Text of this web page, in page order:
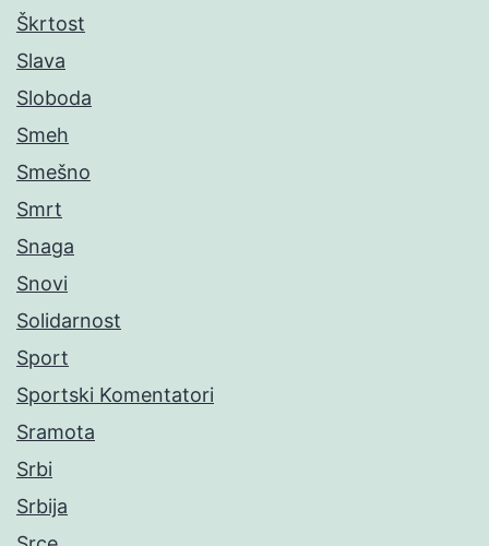
Škrtost
Slava
Sloboda
Smeh
Smešno
Smrt
Snaga
Snovi
Solidarnost
Sport
Sportski Komentatori
Sramota
Srbi
Srbija